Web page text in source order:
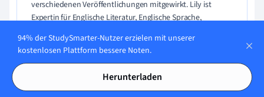
verschiedenen Veröffentlichungen mitgewirkt. Lily ist
Expertin für Englische Literatur, Englische Sprache,
94% der StudySmarter-Nutzer erzielen mit unserer
kostenlosen Plattform bessere Noten.
Herunterladen